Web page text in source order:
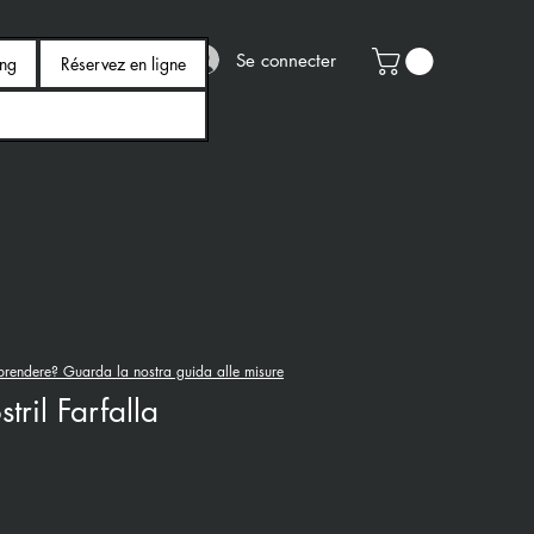
Se connecter
Réservez en ligne
Farfalla
Guarda la nostra guida alle misure